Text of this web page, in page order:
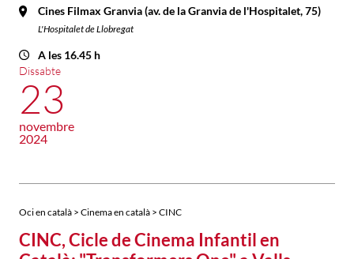
Cines Filmax Granvia (av. de la Granvia de l'Hospitalet, 75)
L'Hospitalet de Llobregat
A les 16.45 h
Dissabte
23
novembre
2024
Oci en català > Cinema en català > CINC
CINC, Cicle de Cinema Infantil en